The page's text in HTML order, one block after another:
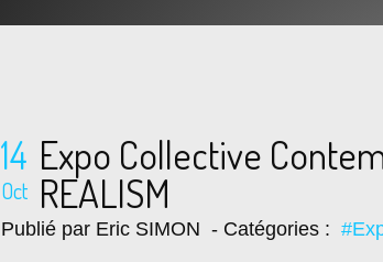
14
Oct
Expo Collective
REALISM
Publié par Eric SIMON - Catégories :